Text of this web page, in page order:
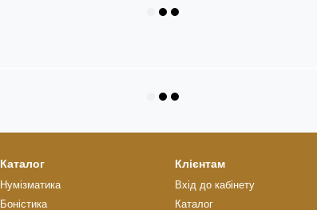
Каталог
Нумізматика
Боністика
Клієнтам
Вхід до кабінету
Каталог